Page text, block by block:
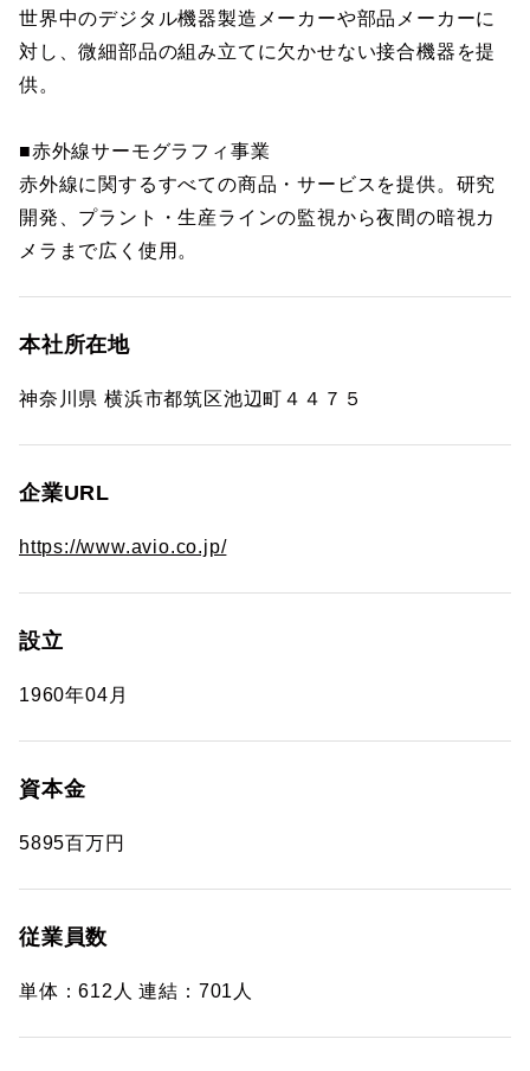
世界中のデジタル機器製造メーカーや部品メーカーに
対し、微細部品の組み立てに欠かせない接合機器を提
供。
■赤外線サーモグラフィ事業
赤外線に関するすべての商品・サービスを提供。研究
開発、プラント・生産ラインの監視から夜間の暗視カ
メラまで広く使用。
本社所在地
神奈川県 横浜市都筑区池辺町４４７５
企業URL
https://www.avio.co.jp/
設立
1960年04月
資本金
5895百万円
従業員数
単体：612人 連結：701人